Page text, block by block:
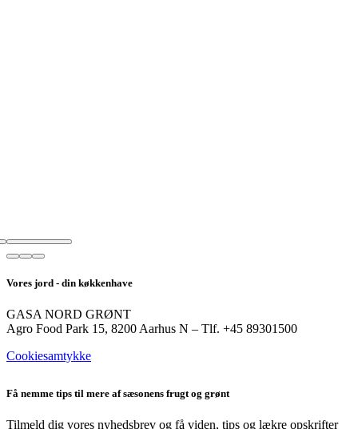
Vores jord - din køkkenhave
GASA NORD GRØNT
Agro Food Park 15, 8200 Aarhus N – Tlf. +45 89301500
Cookiesamtykke
Få nemme tips til mere af sæsonens frugt og grønt
Tilmeld dig vores nyhedsbrev og få viden, tips og lækre opskrifter